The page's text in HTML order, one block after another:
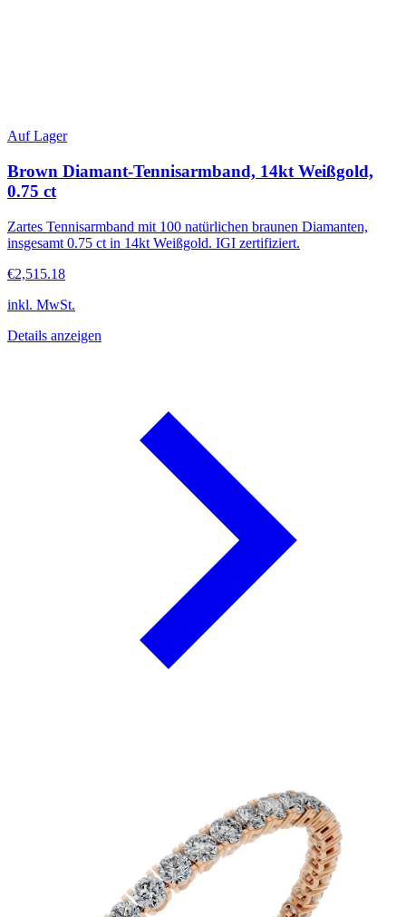
Auf Lager
Brown Diamant-Tennisarmband, 14kt Weißgold,
0.75 ct
Zartes Tennisarmband mit 100 natürlichen braunen Diamanten,
insgesamt 0.75 ct in 14kt Weißgold. IGI zertifiziert.
€2,515.18
inkl. MwSt.
Details anzeigen